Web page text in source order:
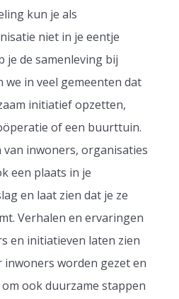
kun je als
niet in je eentje
je de samenleving bij
we in veel gemeenten dat
initiatief opzetten,
of een buurttuin.
van inwoners, organisaties
een plaats in je
en laat zien dat je ze
Verhalen en ervaringen
en initiatieven laten zien
worden gezet en
ook duurzame stappen